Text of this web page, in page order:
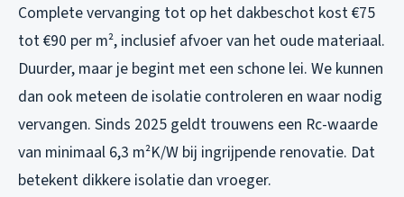
Complete vervanging tot op het dakbeschot kost €75
tot €90 per m², inclusief afvoer van het oude materiaal.
Duurder, maar je begint met een schone lei. We kunnen
dan ook meteen de isolatie controleren en waar nodig
vervangen. Sinds 2025 geldt trouwens een Rc-waarde
van minimaal 6,3 m²K/W bij ingrijpende renovatie. Dat
betekent dikkere isolatie dan vroeger.